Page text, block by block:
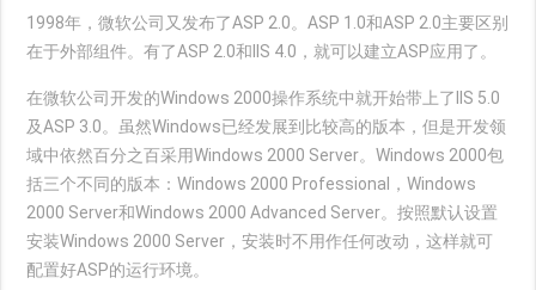
1998年，微软公司又发布了ASP 2.0。ASP 1.0和ASP 2.0主要区别
在于外部组件。有了ASP 2.0和IIS 4.0，就可以建立ASP应用了。
在微软公司开发的Windows 2000操作系统中就开始带上了IIS 5.0
及ASP 3.0。虽然Windows已经发展到比较高的版本，但是开发领
域中依然百分之百采用Windows 2000 Server。Windows 2000包
括三个不同的版本：Windows 2000 Professional，Windows
2000 Server和Windows 2000 Advanced Server。按照默认设置
安装Windows 2000 Server，安装时不用作任何改动，这样就可
配置好ASP的运行环境。